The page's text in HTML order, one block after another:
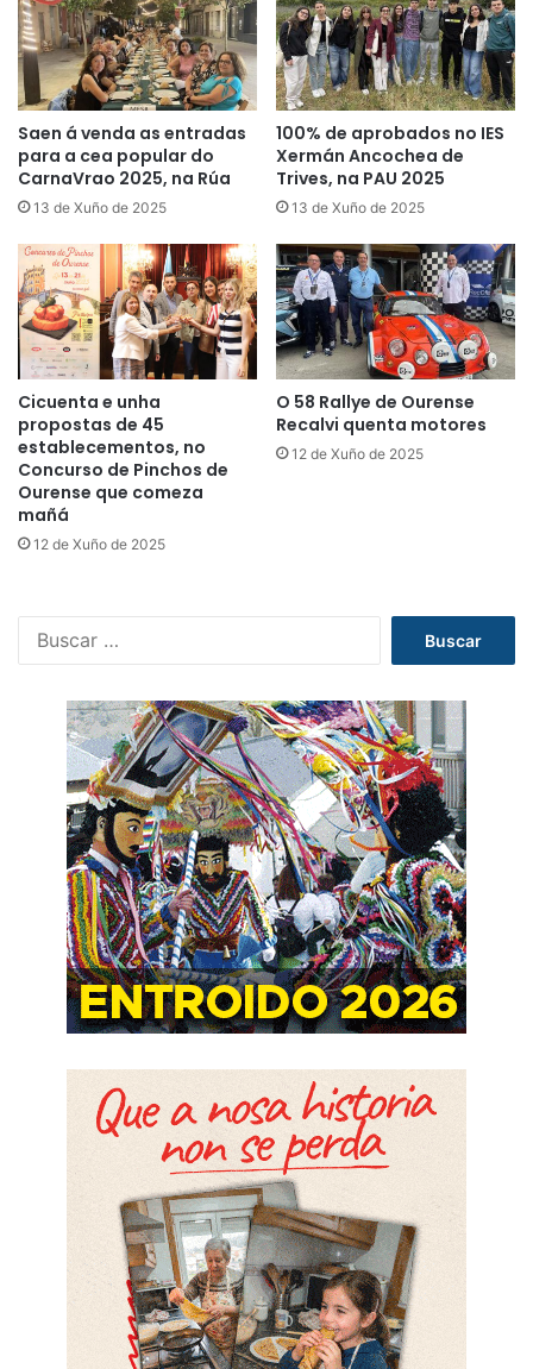
Saen á venda as entradas
para a cea popular do
CarnaVrao 2025, na Rúa
13 de Xuño de 2025
100% de aprobados no IES
Xermán Ancochea de
Trives, na PAU 2025
13 de Xuño de 2025
Cicuenta e unha
propostas de 45
establecementos, no
Concurso de Pinchos de
Ourense que comeza
mañá
12 de Xuño de 2025
O 58 Rallye de Ourense
Recalvi quenta motores
12 de Xuño de 2025
c
a
r
: